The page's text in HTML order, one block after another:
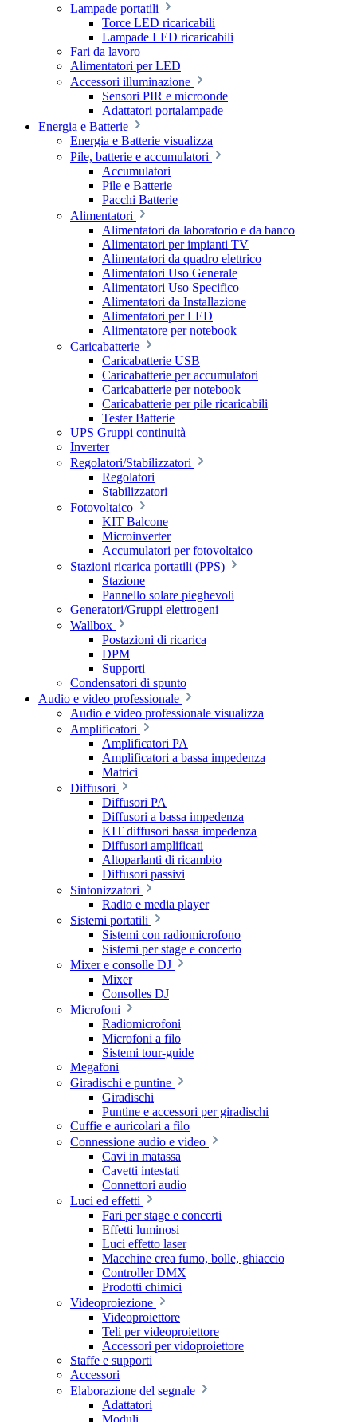
Lampade portatili
Torce LED ricaricabili
Lampade LED ricaricabili
Fari da lavoro
Alimentatori per LED
Accessori illuminazione
Sensori PIR e microonde
Adattatori portalampade
Energia e Batterie
Energia e Batterie visualizza
Pile, batterie e accumulatori
Accumulatori
Pile e Batterie
Pacchi Batterie
Alimentatori
Alimentatori da laboratorio e da banco
Alimentatori per impianti TV
Alimentatori da quadro elettrico
Alimentatori Uso Generale
Alimentatori Uso Specifico
Alimentatori da Installazione
Alimentatori per LED
Alimentatore per notebook
Caricabatterie
Caricabatterie USB
Caricabatterie per accumulatori
Caricabatterie per notebook
Caricabatterie per pile ricaricabili
Tester Batterie
UPS Gruppi continuità
Inverter
Regolatori/Stabilizzatori
Regolatori
Stabilizzatori
Fotovoltaico
KIT Balcone
Microinverter
Accumulatori per fotovoltaico
Stazioni ricarica portatili (PPS)
Stazione
Pannello solare pieghevoli
Generatori/Gruppi elettrogeni
Wallbox
Postazioni di ricarica
DPM
Supporti
Condensatori di spunto
Audio e video professionale
Audio e video professionale visualizza
Amplificatori
Amplificatori PA
Amplificatori a bassa impedenza
Matrici
Diffusori
Diffusori PA
Diffusori a bassa impedenza
KIT diffusori bassa impedenza
Diffusori amplificati
Altoparlanti di ricambio
Diffusori passivi
Sintonizzatori
Radio e media player
Sistemi portatili
Sistemi con radiomicrofono
Sistemi per stage e concerto
Mixer e consolle DJ
Mixer
Consolles DJ
Microfoni
Radiomicrofoni
Microfoni a filo
Sistemi tour-guide
Megafoni
Giradischi e puntine
Giradischi
Puntine e accessori per giradischi
Cuffie e auricolari a filo
Connessione audio e video
Cavi in matassa
Cavetti intestati
Connettori audio
Luci ed effetti
Fari per stage e concerti
Effetti luminosi
Luci effetto laser
Macchine crea fumo, bolle, ghiaccio
Controller DMX
Prodotti chimici
Videoproiezione
Videoproiettore
Teli per videoproiettore
Accessori per vidoproiettore
Staffe e supporti
Accessori
Elaborazione del segnale
Adattatori
Moduli